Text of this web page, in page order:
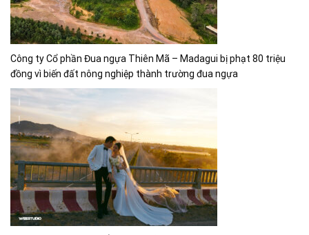
Công ty Cổ phần Đua ngựa Thiên Mã – Madagui bị phạt 80 triệu
đồng vì biến đất nông nghiệp thành trường đua ngựa